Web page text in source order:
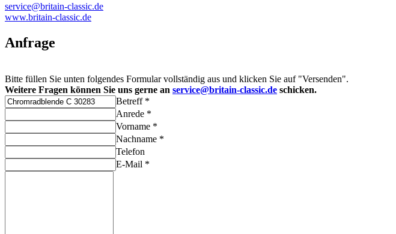
service@britain-classic.de
www.britain-classic.de
Anfrage
Bitte füllen Sie unten folgendes Formular vollständig aus und klicken Sie auf "Versenden".
Weitere Fragen können Sie uns gerne an service@britain-classic.de schicken.
Betreff *
Anrede *
Vorname *
Nachname *
Telefon
E-Mail *